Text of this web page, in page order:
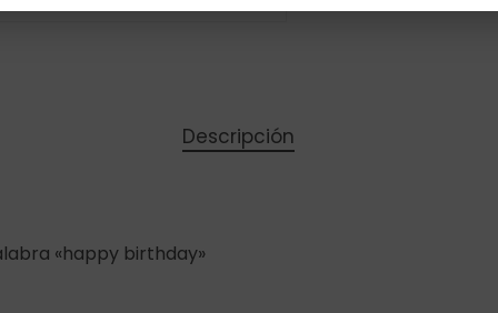
Descripción
«happy birthday»